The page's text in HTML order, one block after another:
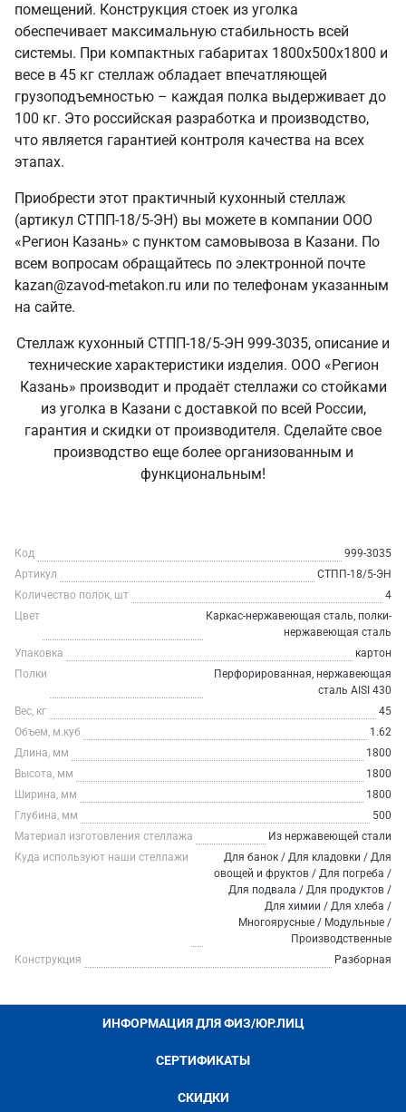
помещений. Конструкция стоек из уголка
обеспечивает максимальную стабильность всей
системы. При компактных габаритах 1800х500х1800 и
весе в 45 кг стеллаж обладает впечатляющей
грузоподъемностью – каждая полка выдерживает до
100 кг. Это российская разработка и производство,
что является гарантией контроля качества на всех
этапах.
Приобрести этот практичный кухонный стеллаж
(артикул СТПП-18/5-ЭН) вы можете в компании ООО
«Регион Казань» с пунктом самовывоза в Казани. По
всем вопросам обращайтесь по электронной почте
kazan@zavod-metakon.ru или по телефонам указанным
на сайте.
Стеллаж кухонный СТПП-18/5-ЭН 999-3035, описание и
технические характеристики изделия. ООО «Регион
Казань» производит и продаёт стеллажи со стойками
из уголка в Казани с доставкой по всей России,
гарантия и скидки от производителя. Сделайте свое
производство еще более организованным и
функциональным!
Код
999-3035
Артикул
СТПП-18/5-ЭН
Количество полок, шт
4
Цвет
Каркас-нержавеющая сталь, полки-
нержавеющая сталь
Упаковка
картон
Полки
Перфорированная, нержавеющая
сталь AISI 430
Вес, кг
45
Объем, м.куб
1.62
Длина, мм
1800
Высота, мм
1800
Ширина, мм
1800
Глубина, мм
500
Материал изготовления стеллажа
Из нержавеющей стали
Куда используют наши стеллажи
Для банок / Для кладовки / Для
овощей и фруктов / Для погреба /
Для подвала / Для продуктов /
Для химии / Для хлеба /
Многоярусные / Модульные /
Производственные
Конструкция
Разборная
ИНФОРМАЦИЯ ДЛЯ ФИЗ/ЮР.ЛИЦ
СЕРТИФИКАТЫ
СКИДКИ